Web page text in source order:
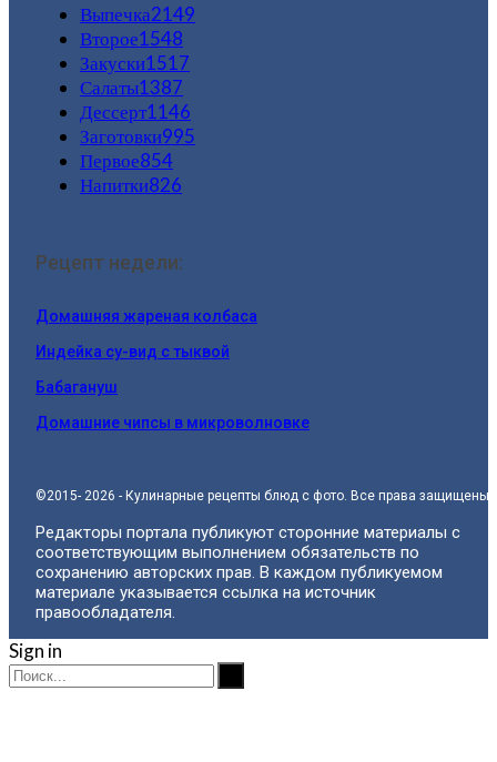
Выпечка2149
Второе1548
Закуски1517
Салаты1387
Дессерт1146
Заготовки995
Первое854
Напитки826
Рецепт недели:
Домашняя жареная колбаса
Индейка су-вид с тыквой
Бабагануш
Домашние чипсы в микроволновке
©2015- 2026 - Кулинарные рецепты блюд с фото. Все права защищены.
Редакторы портала публикуют сторонние материалы с
соответствующим выполнением обязательств по
сохранению авторских прав. В каждом публикуемом
материале указывается ссылка на источник
правообладателя.
Sign in